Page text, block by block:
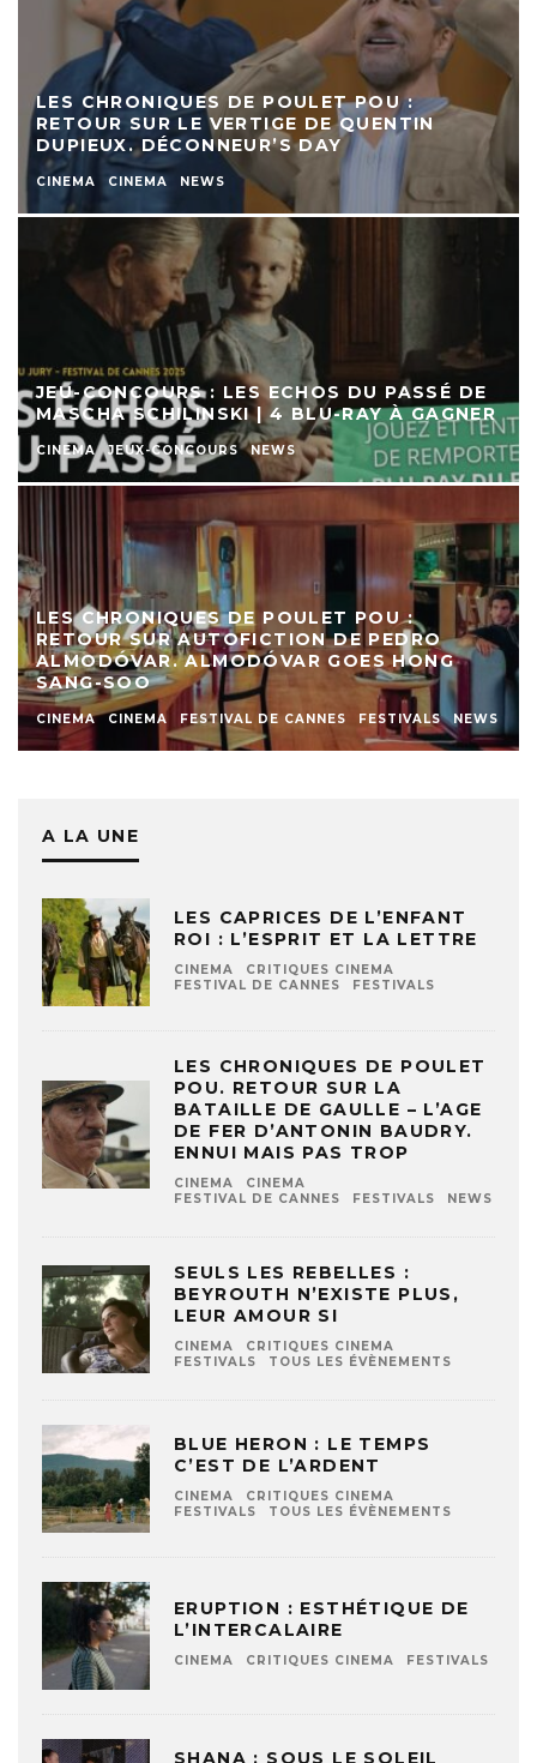
LES CHRONIQUES DE POULET POU :
RETOUR SUR LE VERTIGE DE QUENTIN
DUPIEUX. DÉCONNEUR’S DAY
CINEMA CINEMA NEWS
JEU-CONCOURS : LES ECHOS DU PASSÉ DE
MASCHA SCHILINSKI | 4 BLU-RAY À GAGNER
CINEMA JEUX-CONCOURS NEWS
LES CHRONIQUES DE POULET POU :
RETOUR SUR AUTOFICTION DE PEDRO
ALMODÓVAR. ALMODÓVAR GOES HONG
SANG-SOO
CINEMA CINEMA FESTIVAL DE CANNES FESTIVALS NEWS
A LA UNE
LES CAPRICES DE L’ENFANT
ROI : L’ESPRIT ET LA LETTRE
CINEMA
CRITIQUES CINEMA
FESTIVAL DE CANNES
FESTIVALS
LES CHRONIQUES DE POULET
POU. RETOUR SUR LA
BATAILLE DE GAULLE – L’AGE
DE FER D’ANTONIN BAUDRY.
ENNUI MAIS PAS TROP
CINEMA
CINEMA
FESTIVAL DE CANNES
FESTIVALS NEWS
SEULS LES REBELLES :
BEYROUTH N’EXISTE PLUS,
LEUR AMOUR SI
CINEMA
CRITIQUES CINEMA
FESTIVALS
TOUS LES ÉVÈNEMENTS
BLUE HERON : LE TEMPS
C’EST DE L’ARDENT
CINEMA
CRITIQUES CINEMA
FESTIVALS
TOUS LES ÉVÈNEMENTS
ERUPTION : ESTHÉTIQUE DE
L’INTERCALAIRE
CINEMA CRITIQUES CINEMA FESTIVALS
SHANA : SOUS LE SOLEIL